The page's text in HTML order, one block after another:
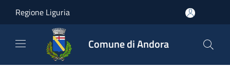
Regione Liguria
Comune di Andora